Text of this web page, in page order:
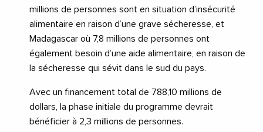
millions de personnes sont en situation d’insécurité
alimentaire en raison d’une grave sécheresse, et
Madagascar où 7,8 millions de personnes ont
également besoin d’une aide alimentaire, en raison de
la sécheresse qui sévit dans le sud du pays.
Avec un financement total de 788,10 millions de
dollars, la phase initiale du programme devrait
bénéficier à 2,3 millions de personnes.